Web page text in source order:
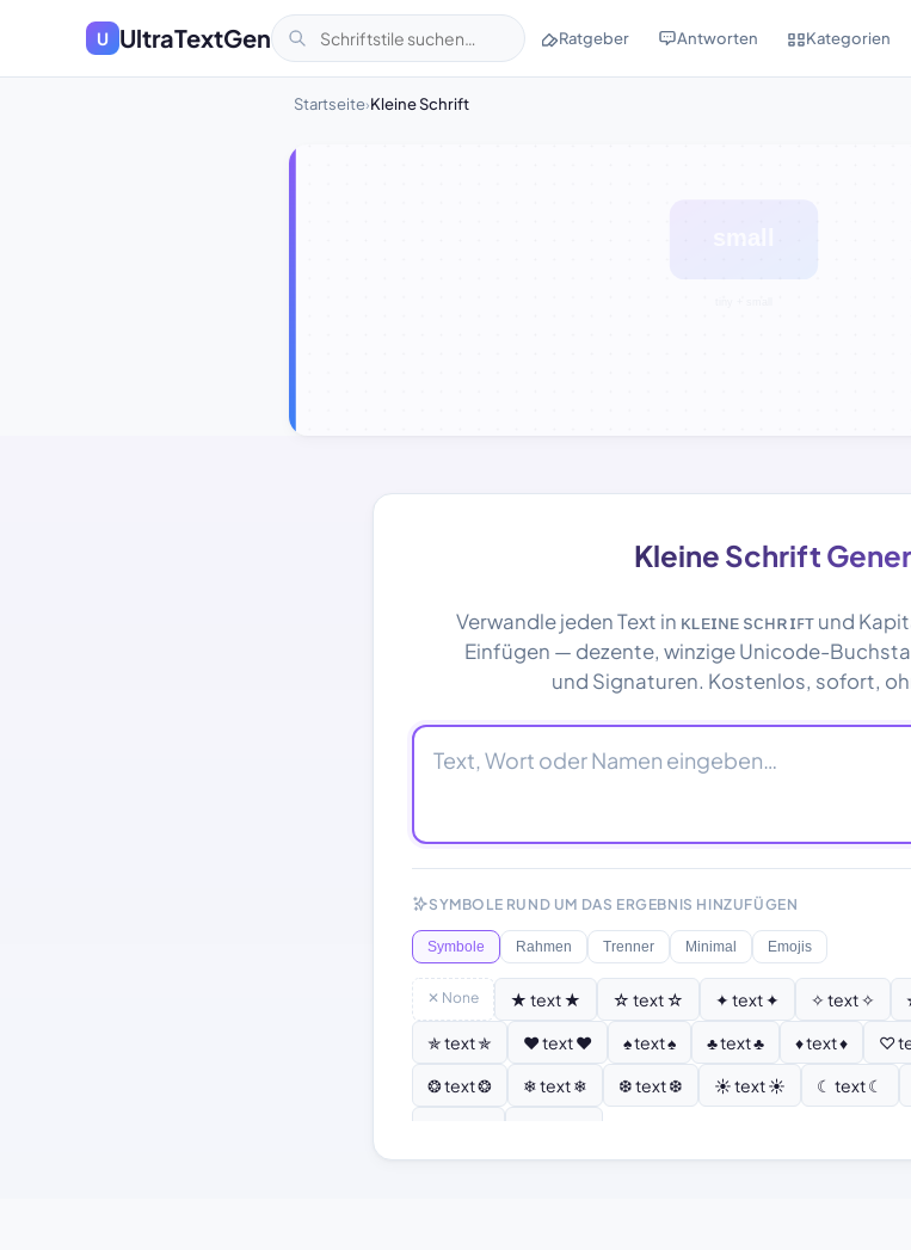
U UltraTextGen Ratgeber Antworten Kategorien
Startseite›Kleine Schrift
Kleine Schrift
Verwandle jeden Text in ᴋʟᴇɪɴᴇ ѕᴄʜʀɪꜰᴛ und
Einfügen — dezente, winzige Unicode-
und Signaturen. Kostenlos, sofort,
SYMBOLE RUND UM DAS ERGEBNIS HINZUFÜGEN
Symbole Rahmen Trenner Minimal Emojis
✕ None ★ text ★ ☆ text ☆ ✦ text ✦ ✧ text ✧
✯ text ✯
♥ text ♥ ♠ text ♠ ♣ text ♣ ♦ text ♦ ♡
❂ text ❂
❄ text ❄ ❆ text ❆ ☀ text ☀ ☾ text ☾